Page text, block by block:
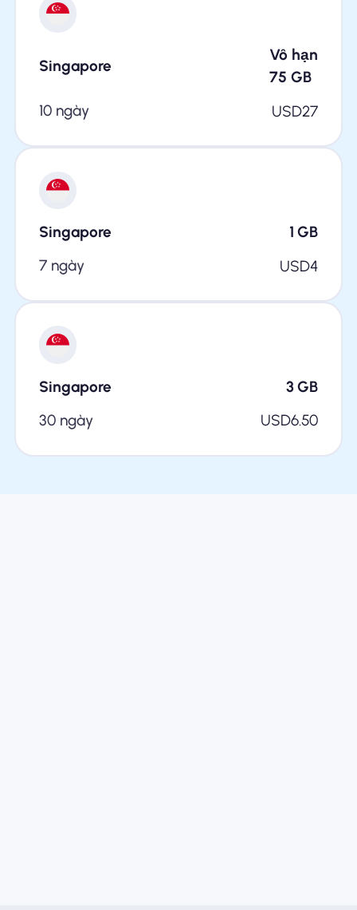
Singapore
Vô hạn
75 GB
10 ngày
USD27
Singapore 1 GB
7 ngày
USD4
Singapore 3 GB
30 ngày
USD6.50